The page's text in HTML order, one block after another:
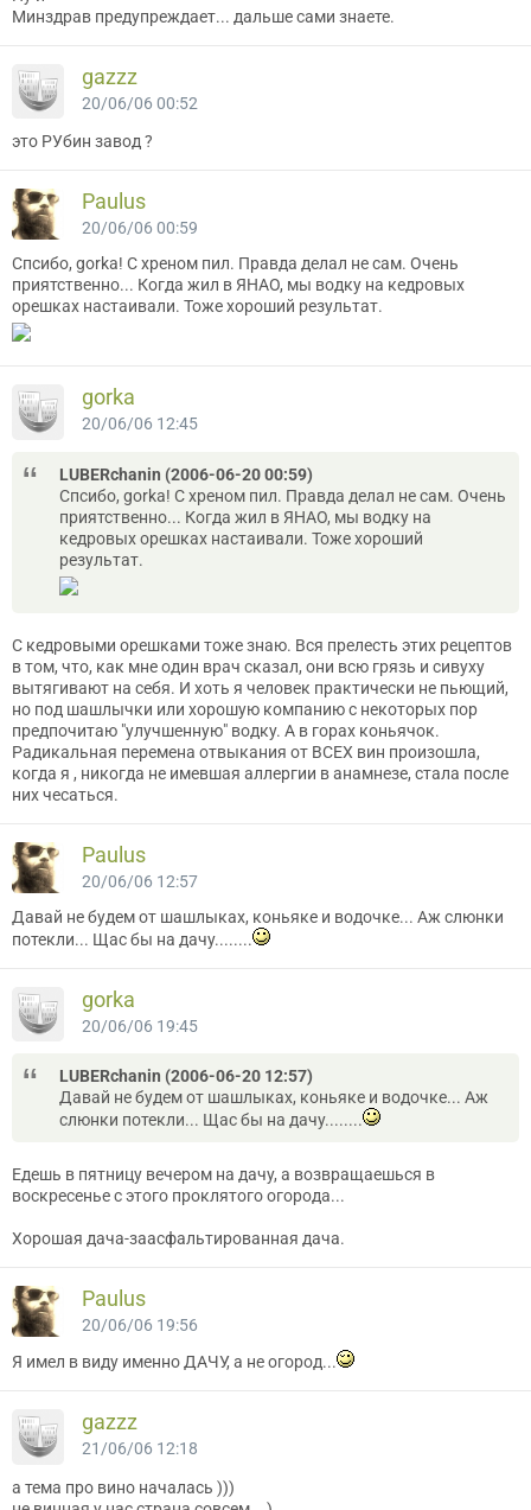
Минздрав предупреждает... дальше сами знаете.
gazzz
20/06/06 00:52
это РУбин завод ?
Paulus
20/06/06 00:59
Спсибо, gorka! С хреном пил. Правда делал не сам. Очень
приятственно... Когда жил в ЯНАО, мы водку на кедровых
орешках настаивали. Тоже хороший результат.
gorka
20/06/06 12:45
LUBERchanin (2006-06-20 00:59)
Спсибо, gorka! С хреном пил. Правда делал не сам. Очень
приятственно... Когда жил в ЯНАО, мы водку на
кедровых орешках настаивали. Тоже хороший
результат.
С кедровыми орешками тоже знаю. Вся прелесть этих рецептов
в том, что, как мне один врач сказал, они всю грязь и сивуху
вытягивают на себя. И хоть я человек практически не пьющий,
но под шашлычки или хорошую компанию с некоторых пор
предпочитаю "улучшенную" водку. А в горах коньячок.
Радикальная перемена отвыкания от ВСЕХ вин произошла,
когда я , никогда не имевшая аллергии в анамнезе, стала после
них чесаться.
Paulus
20/06/06 12:57
Давай не будем от шашлыках, коньяке и водочке... Аж слюнки
потекли... Щас бы на дачу........
gorka
20/06/06 19:45
LUBERchanin (2006-06-20 12:57)
Давай не будем от шашлыках, коньяке и водочке... Аж
слюнки потекли... Щас бы на дачу........
Едешь в пятницу вечером на дачу, а возвращаешься в
воскресенье с этого проклятого огорода...
Хорошая дача-заасфальтированная дача.
Paulus
20/06/06 19:56
Я имел в виду именно ДАЧУ, а не огород...
gazzz
21/06/06 12:18
а тема про вино началась )))